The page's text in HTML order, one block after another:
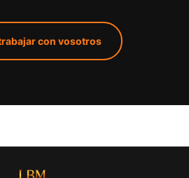
con vosotros